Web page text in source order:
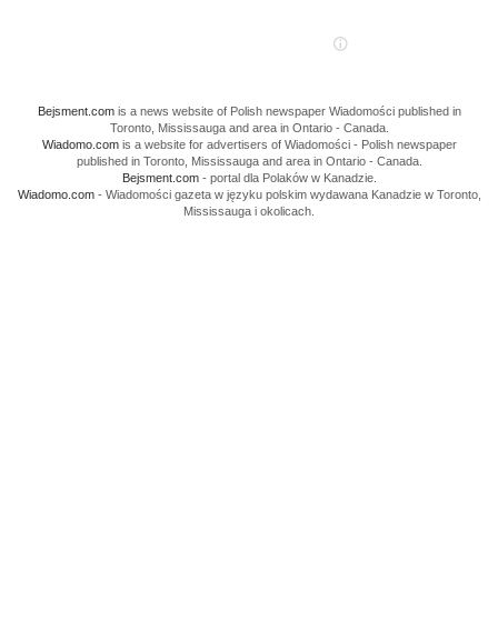
Bejsment.comis a news website of Polish newspaper Wiadomości published in
Toronto, Mississauga and area in Ontario - Canada.
Wiadomo.comis a website for advertisers of Wiadomości - Polish newspaper
published in Toronto, Mississauga and area in Ontario - Canada.
Bejsment.com- portal dla Polaków w Kanadzie.
Wiadomo.com- Wiadomości gazeta w języku polskim wydawana Kanadzie w Toronto,
Mississauga i okolicach.